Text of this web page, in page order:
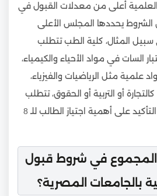
أعلى من معدلات القبول في
الشروط يحددها المجلس الأعلى
سبيل المثال، كلية الطب تتطلب
السات في مواد الأحياء والكيمياء،
علمية مثل الرياضيات والفيزياء،
أو التربية أو الحقوق، تتطلب
معدلات أقل نسبيًا، مع التأكيد على أهمية اجتياز الطالب للـ 8
في شروط قبول
بالجامعات المصرية؟